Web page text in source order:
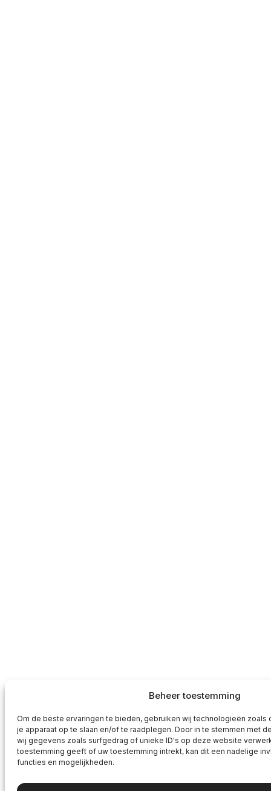
Beheer toestemming
Om de beste ervaringen te bieden, gebruiken wij technologieën
je apparaat op te slaan en/of te raadplegen. Door in te stemmen met
wij gegevens zoals surfgedrag of unieke ID's op deze website
toestemming geeft of uw toestemming intrekt, kan dit een nadelige
functies en mogelijkheden.